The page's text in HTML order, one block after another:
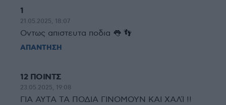
1
21.05.2025, 18:07
Οντως απιστευτα ποδια 👅 👣
ΑΠΑΝΤΗΣΗ
12 ΠΟΙΝΤΣ
23.05.2025, 19:08
ΓΙΑ ΑΥΤΑ ΤΑ ΠΟΔΙΑ ΓΙΝΟΜΟΥΝ ΚΑΙ ΧΑΛΊ !!